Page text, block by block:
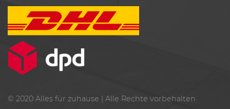
© 2020 Alles für zuhause | Alle Rechte vorbehalten